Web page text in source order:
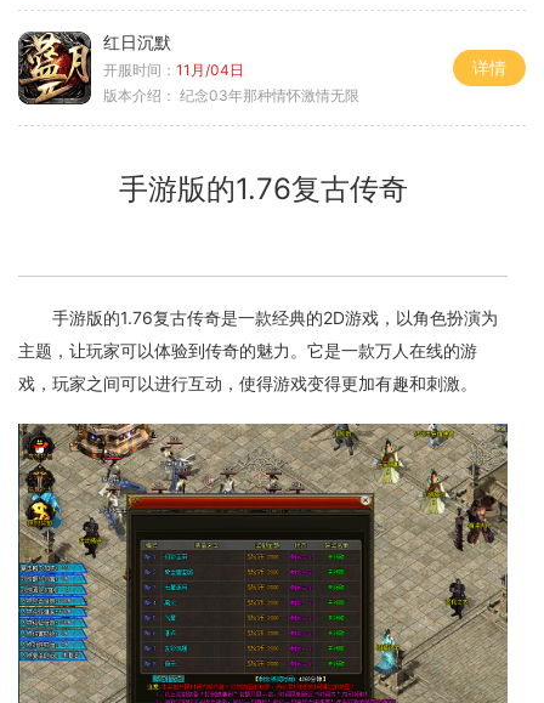
红日沉默
开服时间： 11月/04日
版本介绍： 纪念03年那种情怀激情无限
详情
手游版的1.76复古传奇
手游版的1.76复古传奇是一款经典的2D游戏，以角色扮演为
主题，让玩家可以体验到传奇的魅力。它是一款万人在线的游
戏，玩家之间可以进行互动，使得游戏变得更加有趣和刺激。